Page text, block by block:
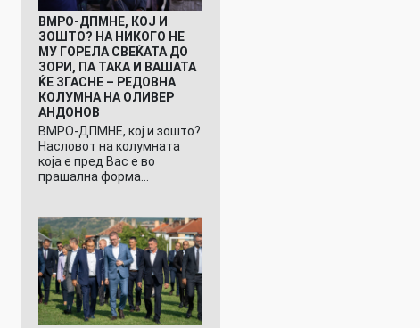
ВМРО-ДПМНЕ, КОЈ И
ЗОШТО? НА НИКОГО НЕ
МУ ГОРЕЛА СВЕЌАТА ДО
ЗОРИ, ПА ТАКА И ВАШАТА
ЌЕ ЗГАСНЕ – РЕДОВНА
КОЛУМНА НА ОЛИВЕР
АНДОНОВ
ВМРО-ДПМНЕ, кој и зошто?
Насловот на колумната
која е пред Вас е во
прашална форма…